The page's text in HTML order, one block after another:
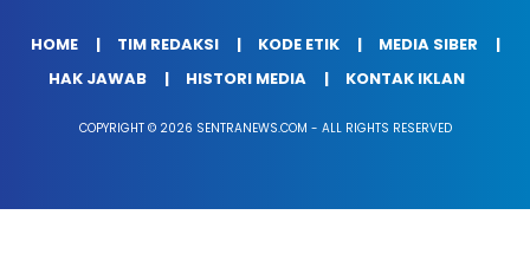
HOME TIM REDAKSI KODE ETIK
MEDIA SIBER
HAK JAWAB
HISTORI MEDIA KONTAK IKLAN
COPYRIGHT © 2026 SENTRANEWS.COM - ALL RIGHTS RESERVED